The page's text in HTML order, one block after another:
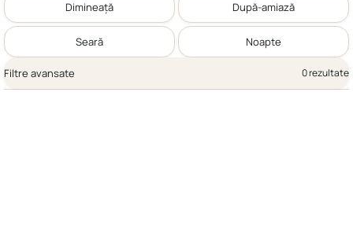
Dimineață După-amiază
Seară Noapte
Filtre avansate 0 rezultate